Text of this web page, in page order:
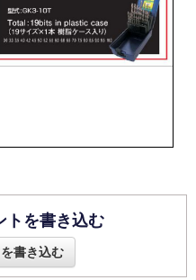
を書き込む
書き込む